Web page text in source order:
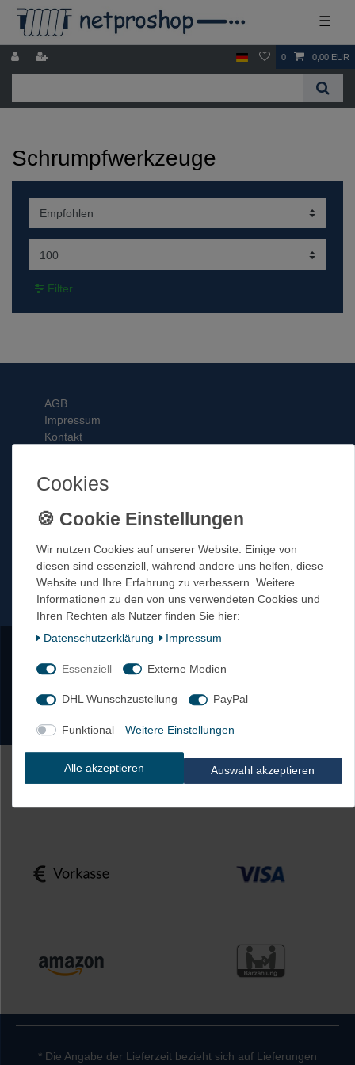
☰
0 0,00 EUR
Schrumpfwerkzeuge
Filter
AGB
Impressum
Kontakt
Login
Zahlungsarten
Tel 0911 – 5405162
Mail info@netproshop.de
Öffnungszeiten 8-16.30 Uhr
Vertrag widerrufen Kontakt
* Die Angabe der Lieferzeit bezieht sich auf Lieferungen
Cookies
Wir nutzen Cookies auf unserer Website. Einige von
diesen sind essenziell, während andere uns helfen, diese
Website und Ihre Erfahrung zu verbessern. Weitere
Informationen zu den von uns verwendeten Cookies und
Ihren Rechten als Nutzer finden Sie hier:
Daten­schutz­erklärung
Impressum
Essenziell Externe Medien
DHL Wunschzustellung PayPal
Funktional Weitere Einstellungen
Alle akzeptieren Auswahl akzeptieren